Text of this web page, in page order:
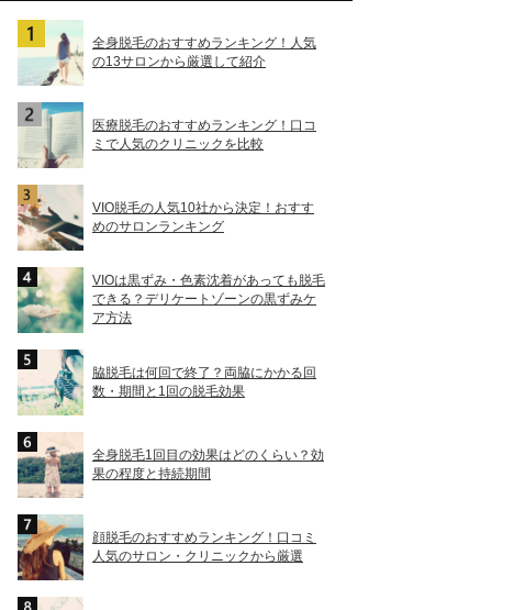
全身脱毛のおすすめランキング！人気
の13サロンから厳選して紹介
医療脱毛のおすすめランキング！口コ
ミで人気のクリニックを比較
VIO脱毛の人気10社から決定！おすす
めのサロンランキング
VIOは黒ずみ・色素沈着があっても脱毛
できる？デリケートゾーンの黒ずみケ
ア方法
脇脱毛は何回で終了？両脇にかかる回
数・期間と1回の脱毛効果
全身脱毛1回目の効果はどのくらい？効
果の程度と持続期間
顔脱毛のおすすめランキング！口コミ
人気のサロン・クリニックから厳選